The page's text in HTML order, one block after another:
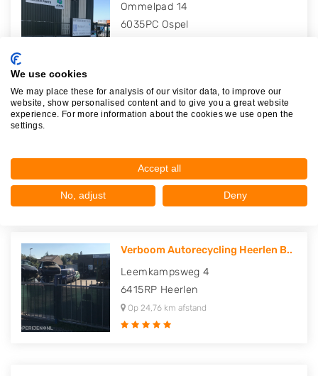
Ommelpad 14
6035PC Ospel
Autosloperij De Boortoren V.O.F..
6035PC Ospel
Op 24,03 km afstand
Verboom Autorecycling Heerlen B..
Leemkampsweg 4
6415RP Heerlen
Op 24,76 km afstand
We use cookies
We may place these for analysis of our visitor data, to improve our
website, show personalised content and to give you a great website
experience. For more information about the cookies we use open the
settings.
Accept all
No, adjust Deny